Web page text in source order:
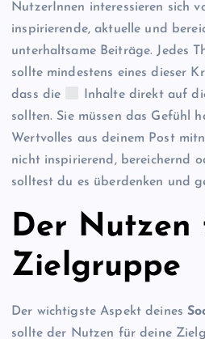
NutzerInnen interessieren sich
inspirierende, aktuelle und
unterhaltsame Beiträge. Jedes
sollte mindestens eines dieser
dass die
Inhalte direkt auf
sollten. Sie müssen das Gefühl
Wertvolles aus deinem Post
nicht inspirierend, bereichernd
solltest du es überdenken und
Der Nutzen
Zielgruppe
Der wichtigste Aspekt deines
sollte der Nutzen für deine